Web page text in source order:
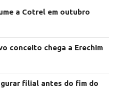
a Cotrel em outubro
conceito chega a Erechim
filial antes do fim do